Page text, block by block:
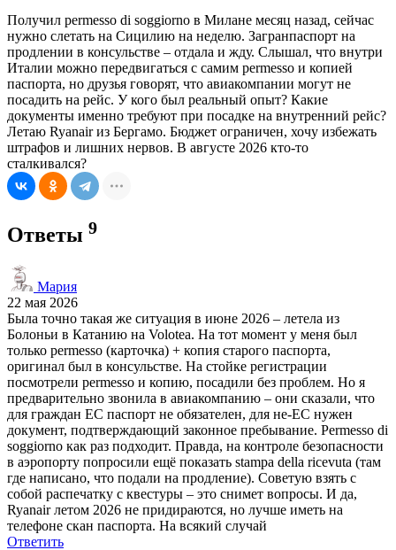
Получил permesso di soggiorno в Милане месяц назад, сейчас
нужно слетать на Сицилию на неделю. Загранпаспорт на
продлении в консульстве – отдала и жду. Слышал, что внутри
Италии можно передвигаться с самим permesso и копией
паспорта, но друзья говорят, что авиакомпании могут не
посадить на рейс. У кого был реальный опыт? Какие
документы именно требуют при посадке на внутренний рейс?
Летаю Ryanair из Бергамо. Бюджет ограничен, хочу избежать
штрафов и лишних нервов. В августе 2026 кто-то
сталкивался?
Ответы 9
Мария
22 мая 2026
Была точно такая же ситуация в июне 2026 – летела из
Болоньи в Катанию на Volotea. На тот момент у меня был
только permesso (карточка) + копия старого паспорта,
оригинал был в консульстве. На стойке регистрации
посмотрели permesso и копию, посадили без проблем. Но я
предварительно звонила в авиакомпанию – они сказали, что
для граждан ЕС паспорт не обязателен, для не-ЕС нужен
документ, подтверждающий законное пребывание. Permesso di
soggiorno как раз подходит. Правда, на контроле безопасности
в аэропорту попросили ещё показать stampa della ricevuta (там
где написано, что подали на продление). Советую взять с
собой распечатку с квестуры – это снимет вопросы. И да,
Ryanair летом 2026 не придираются, но лучше иметь на
телефоне скан паспорта. На всякий случай
Ответить